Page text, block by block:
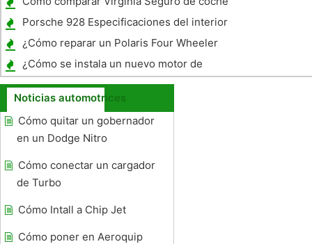
Porsche 928 Especificaciones del interior
¿Cómo reparar un Polaris Four Wheeler
¿Cómo se instala un nuevo motor de
arranque en un Cadillac Fleetwood?
Noticias automotrices
Cómo quitar un gobernador
en un Dodge Nitro
Cómo conectar un cargador
de Turbo
Cómo Intall a Chip Jet
Cómo poner en Aeroquip